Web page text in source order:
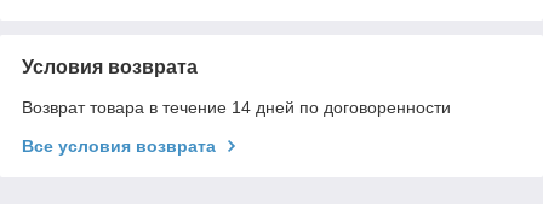
Условия возврата
Возврат товара в течение 14 дней по договоренности
Все условия возврата